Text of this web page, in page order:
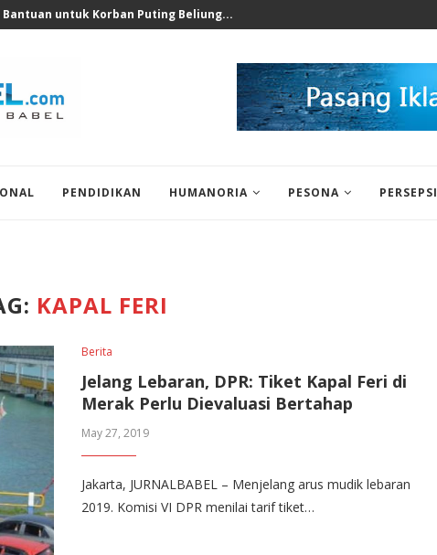
BPJS, Anggota Komisi IX...
PENDIDIKAN HUMANORIA PESONA PERSEPSI
KAPAL FERI
Berita
Jelang Lebaran, DPR: Tiket Kapal Feri di
Merak Perlu Dievaluasi Bertahap
May 27, 2019
Jakarta, JURNALBABEL – Menjelang arus mudik lebaran
2019. Komisi VI DPR menilai tarif tiket…